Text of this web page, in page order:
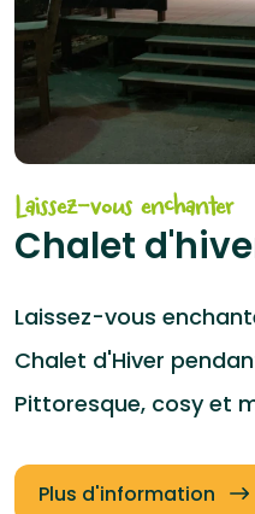
Laissez-vous enchanter
Chalet
Laissez-vous
Chalet d'Hiver
Pittoresque, cosy et
Plus d'information